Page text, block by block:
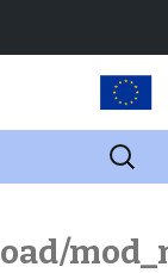
Пошук: